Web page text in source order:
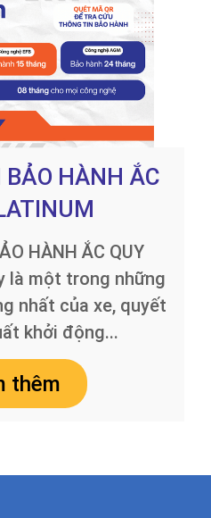
HÀNH ẮC
HÀNH ẮC QUY
là một trong những
nhất của xe, quyết
khởi động...
thêm